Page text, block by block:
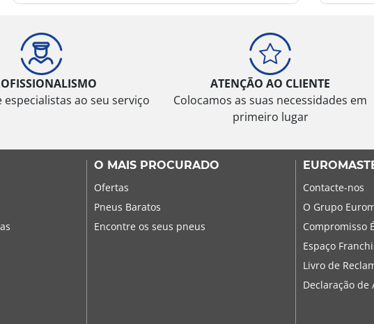
especialistas ao seu serviço
ATENÇÃO AO CLIENTE
Colocamos as suas necessidades em
primeiro lugar
O MAIS PROCURADO
Ofertas
Pneus Baratos
Encontre os seus pneus
Contacte-nos
O Grupo
Compromisso
Espaço
Livro de
Declaração de